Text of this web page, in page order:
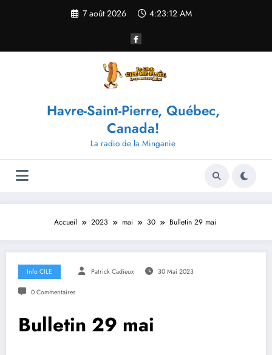
7 août 2026 4:23:12 AM
Havre-Saint-Pierre, Québec,
Canada!
La radio de la Minganie
Accueil 2023 mai 30 Bulletin 29 mai
Info CILE Patrick Cadieux 30 Mai 2023
0 Commentaires
Bulletin 29 mai